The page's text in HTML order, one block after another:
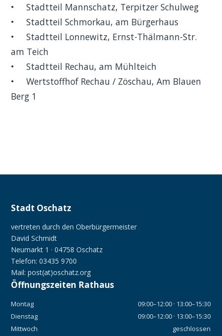
• Stadtteil Mannschatz, Terpitzer Schulweg
• Stadtteil Schmorkau, am Bürgerhaus
• Stadtteil Lonnewitz, Ernst-Thälmann-Str.
am Teich
• Stadtteil Rechau, am Mühlteich
• Wertstoffhof Rechau / Zöschau, Am Blauen
Berg 1
Stadt Oschatz
vertreten durch den Oberbürgermeister
David Schmidt
Neumarkt 1 · 04758 Oschatz
Telefon: 03435 9700
Mail: post(at)oschatz.org
Öffnungszeiten Rathaus
Montag
09:00–12:00 · 13:00–15:30
Dienstag
09:00–12:00 · 13:00–15:30
Mittwoch
geschlossen